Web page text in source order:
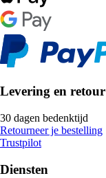
Levering en retour
30 dagen bedenktijd
Retourneer je bestelling
Trustpilot
Diensten